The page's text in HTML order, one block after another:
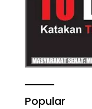
Popular